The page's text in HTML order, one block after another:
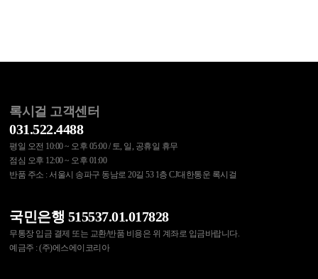
록시걸 고객센터
031.522.4488
평일 오전 10:00 ~ 오후 05:00 / 토, 일, 공휴일 휴무
점심 오후 12:00 ~ 오후 01:00
반품 주소 : 서울시 송파구 동남로 20길 53 1층 CJ대한통운 록시걸
국민은행 515537.01.017828
무통장 입금 결제 또는 교환/반품 비용은 위 계좌로 입금바랍니다.
예금주 : (주)에스에이코리아